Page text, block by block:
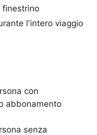
finestrino
l'intero viaggio
con
abbonamento
senza